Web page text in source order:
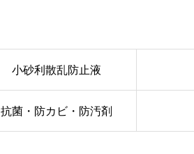
小砂利散乱防止液
抗菌・防カビ・防汚剤